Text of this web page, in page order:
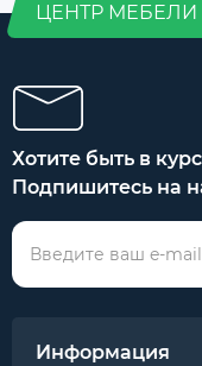
ЦЕНТР МЕБЕЛИ
Хотите быть в
Подпишитесь на
Информация